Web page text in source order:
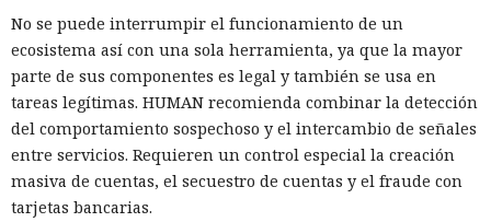
No se puede interrumpir el funcionamiento de un
ecosistema así con una sola herramienta, ya que la mayor
parte de sus componentes es legal y también se usa en
tareas legítimas. HUMAN recomienda combinar la detección
del comportamiento sospechoso y el intercambio de señales
entre servicios. Requieren un control especial la creación
masiva de cuentas, el secuestro de cuentas y el fraude con
tarjetas bancarias.